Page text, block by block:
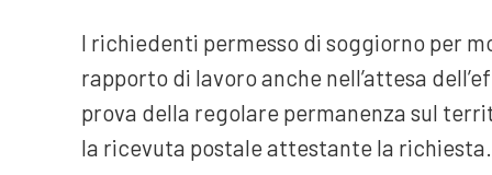
I richiedenti permesso di soggiorno per
rapporto di lavoro anche nell’attesa
prova della regolare permanenza sul
la ricevuta postale attestante la richiesta.